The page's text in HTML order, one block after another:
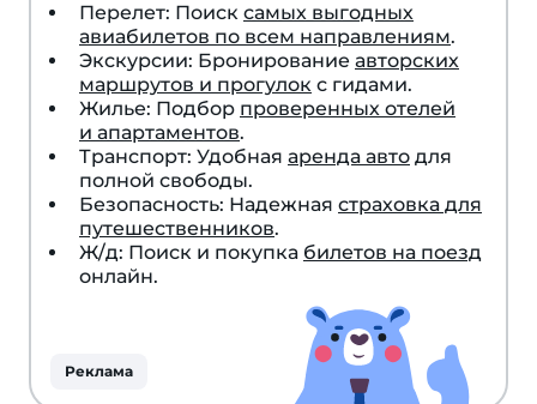
Перелет: Поиск самых выгодных
авиабилетов по всем направлениям.
Экскурсии: Бронирование авторских
маршрутов и прогулок с гидами.
Жилье: Подбор проверенных отелей
и апартаментов.
Транспорт: Удобная аренда авто для
полной свободы.
Безопасность: Надежная страховка для
путешественников.
Ж/д: Поиск и покупка билетов на поезд
онлайн.
Реклама